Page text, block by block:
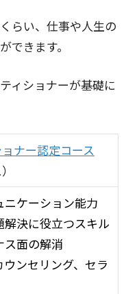
らい、仕事や人生の
できます。
ィショナーが基礎に
ナー認定コース
ニケーション能力
解決に役立つスキル
ス面の解消
ンセリング、セラ